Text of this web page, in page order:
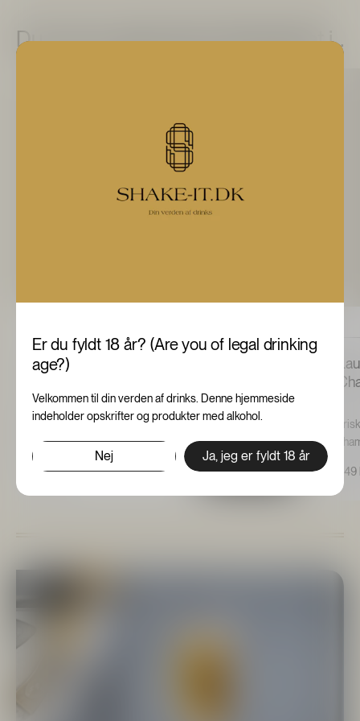
Du kunne også være interesseret i...
Laurent-Perrier, Cuvée Rosé Champagne
Laurent-Perrier Cuvée Rosé fremstilles ved brug af en
unik, innovativ know-how, som gør, at den kombinerer
en ægte vinøs struktur ...
799 kr. Tilføj til kurv
Er du fyldt 18 år? (Are you of legal drinking
age?)
Velkommen til din verden af drinks. Denne hjemmeside
indeholder opskrifter og produkter med alkohol.
Nej Ja, jeg er fyldt 18 år